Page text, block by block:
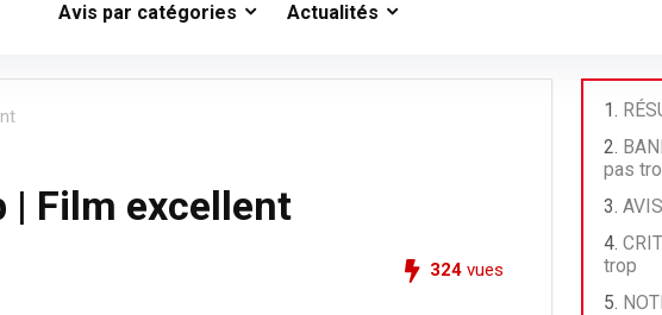
Avis par catégories Actualités
| Film excellent
324 vues
pas
trop